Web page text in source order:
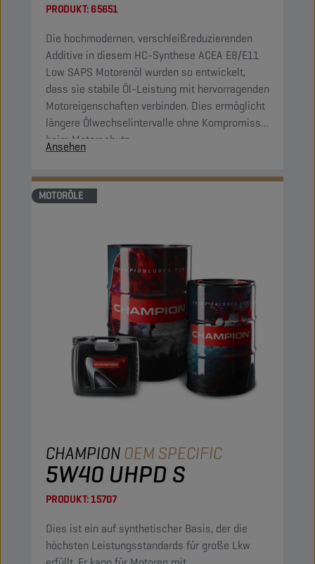
PRODUKT: 65651
Die hochmodernen, verschleißreduzierenden
Additive in diesem HC-Synthese ACEA E8/E11
Low SAPS Motorenöl wurden so entwickelt,
dass sie stabile Öl-Leistung mit hervorragenden
Motoreigenschaften verbinden. Dies ermöglicht
längere Ölwechselintervalle ohne Kompromisse
beim Motorschutz.
Ansehen
MOTORÖLE
CHAMPIONOEM SPECIFIC
5W40 UHPD S
PRODUKT:15707
Dies ist ein auf synthetischer Basis, der die
höchsten Leistungsstandards für große Lkw